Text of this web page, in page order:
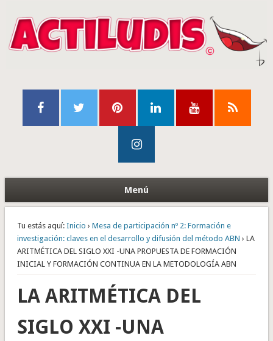
Menú
Tu estás aquí: Inicio › Mesa de participación nº 2: Formación e
investigación: claves en el desarrollo y difusión del método ABN › LA
ARITMÉTICA DEL SIGLO XXI -UNA PROPUESTA DE FORMACIÓN
INICIAL Y FORMACIÓN CONTINUA EN LA METODOLOGÍA ABN
LA ARITMÉTICA DEL
SIGLO XXI -UNA